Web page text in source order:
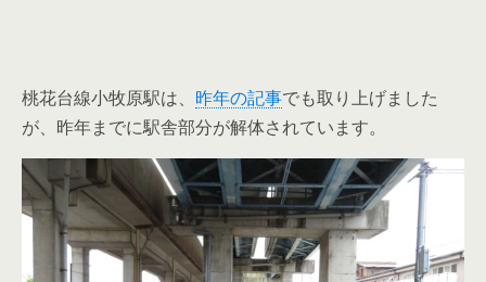
桃花台線小牧原駅は、 昨年の記事でも取り上げました
が、昨年までに駅舎部分が解体されています。